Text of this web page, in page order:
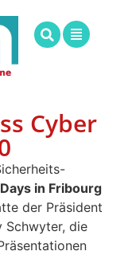
Cyber
in Fribourg
der Präsident
Schwyter, die